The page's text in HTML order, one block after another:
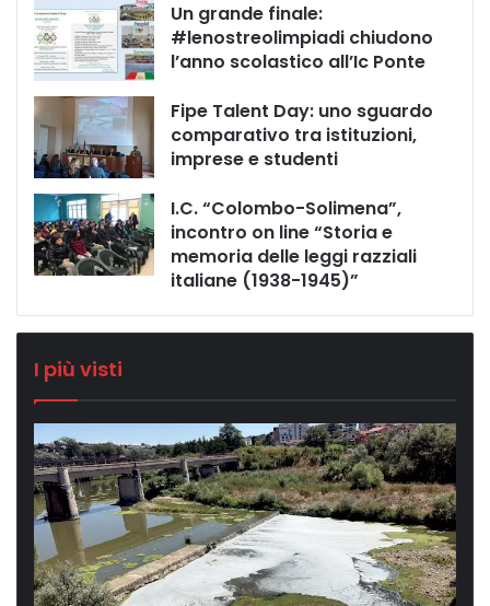
Un grande finale:
#lenostreolimpiadi chiudono
l’anno scolastico all’Ic Ponte
Fipe Talent Day: uno sguardo
comparativo tra istituzioni,
imprese e studenti
I.C. “Colombo-Solimena”,
incontro on line “Storia e
memoria delle leggi razziali
italiane (1938-1945)”
I più visti